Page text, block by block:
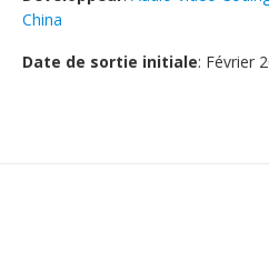
China
Date de sortie initiale: Février